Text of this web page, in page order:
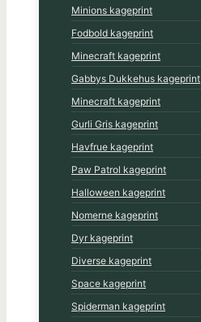
Minions kageprint
Fodbold kageprint
Minecraft kageprint
Gabbys Dukkehus kageprint
Minecraft kageprint
Gurli Gris kageprint
Havfrue kageprint
Paw Patrol kageprint
Halloween kageprint
Nomerne kageprint
Dyr kageprint
Diverse kageprint
Space kageprint
Spiderman kageprint